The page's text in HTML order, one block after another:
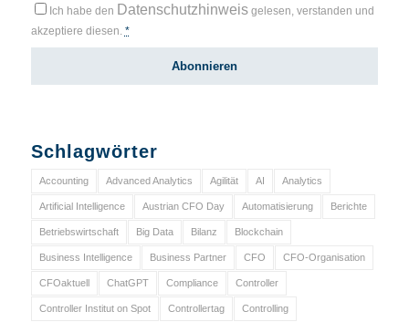
Ich habe den Datenschutzhinweisgelesen, verstanden und
akzeptiere diesen. *
Schlagwörter
Accounting Advanced Analytics Agilität AI Analytics
Artificial Intelligence Austrian CFO Day Automatisierung Berichte
Betriebswirtschaft Big Data Bilanz Blockchain
Business Intelligence Business Partner CFO CFO-Organisation
CFOaktuell ChatGPT Compliance Controller
Controller Institut on Spot Controllertag Controlling